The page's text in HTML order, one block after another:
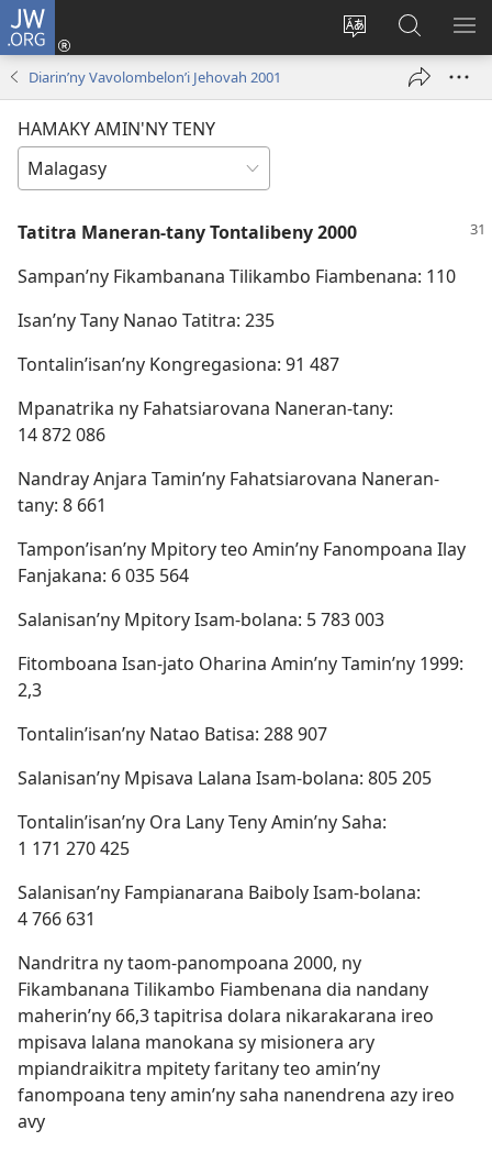
JW.ORG
Hiova
Hiditra
(manokatra
ato
Amin’ny
Diarin’ny Vavolombelon’i Jehovah 2001
HAMAKY AMIN'NY TENY
Tatitra Maneran-tany Tontalibeny 2000
Sampan’ny Fikambanana Tilikambo Fiambenana: 110
Isan’ny Tany Nanao Tatitra: 235
Tontalin’isan’ny Kongregasiona: 91 487
Mpanatrika ny Fahatsiarovana Naneran-tany:
14 872 086
Nandray Anjara Tamin’ny Fahatsiarovana Naneran-
tany: 8 661
Tampon’isan’ny Mpitory teo Amin’ny Fanompoana Ilay
Fanjakana: 6 035 564
Salanisan’ny Mpitory Isam-bolana: 5 783 003
Fitomboana Isan-jato Oharina Amin’ny Tamin’ny 1999:
2,3
Tontalin’isan’ny Natao Batisa: 288 907
Salanisan’ny Mpisava Lalana Isam-bolana: 805 205
Tontalin’isan’ny Ora Lany Teny Amin’ny Saha:
1 171 270 425
Salanisan’ny Fampianarana Baiboly Isam-bolana:
4 766 631
Nandritra ny taom-panompoana 2000, ny
Fikambanana Tilikambo Fiambenana dia nandany
maherin’ny 66,3 tapitrisa dolara nikarakarana ireo
mpisava lalana manokana sy misionera ary
mpiandraikitra mpitety faritany teo amin’ny
fanompoana teny amin’ny saha nanendrena azy ireo
avy